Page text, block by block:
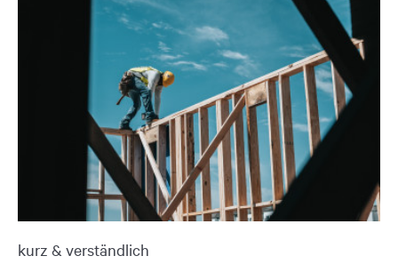
kurz & verständlich